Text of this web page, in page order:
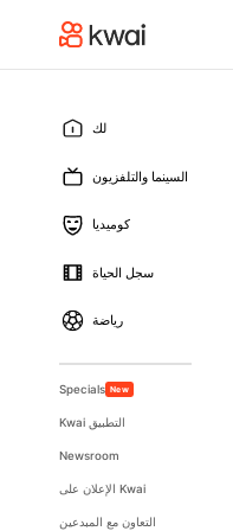
لك
السينما والتلفزيون
كوميديا
سجل الحياة
رياضة
Specials New
Kwai التطبيق
Newsroom
الإعلان على Kwai
التعاون مع المبدعين